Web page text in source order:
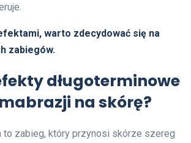
warto zdecydować się na
zabiegów.
długoterminowe
na skórę?
to zabieg, który przynosi skórze szereg